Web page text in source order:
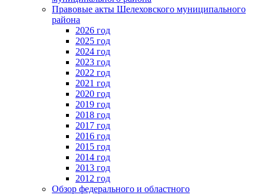
Правовые акты Шелеховского муниципального
района
2026 год
2025 год
2024 год
2023 год
2022 год
2021 год
2020 год
2019 год
2018 год
2017 год
2016 год
2015 год
2014 год
2013 год
2012 год
Обзор федерального и областного